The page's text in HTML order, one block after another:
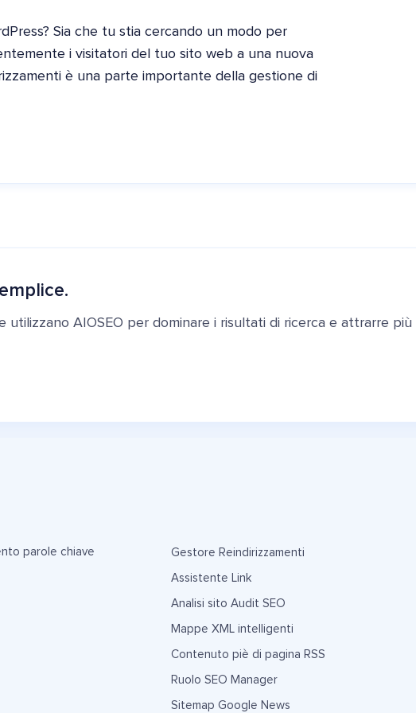
Sia che tu stia cercando un modo per
i visitatori del tuo sito web a una nuova
è una parte importante della gestione di
utilizzano AIOSEO per dominare i risultati di ricerca e attrarre più
parole chiave Gestore Reindirizzamenti
Assistente Link
Analisi sito Audit SEO
Mappe XML intelligenti
Contenuto piè di pagina RSS
Ruolo SEO Manager
Sitemap Google News